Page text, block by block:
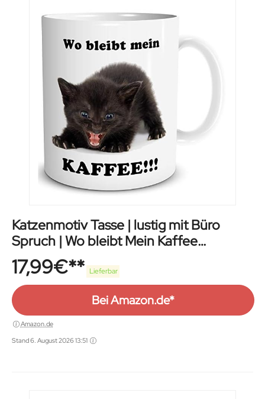
Katzenmotiv Tasse | lustig mit Büro
Spruch | Wo bleibt Mein Kaffee
Geschenk
17,99€ Lieferbar
Bei Amazon.de*
Amazon.de
Stand 6. August 2026 13:51